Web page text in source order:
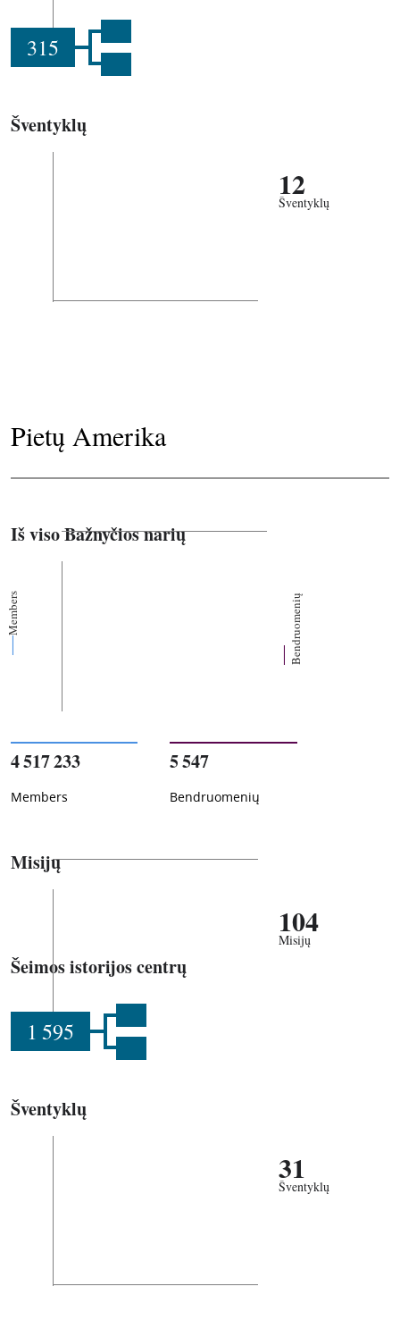
315
Šventyklų
12
Šventyklų
Pietų Amerika
Iš viso Bažnyčios narių
Members Bendruomenių
4 517 233
Members
5 547
Bendruomenių
Misijų
104
Misijų
Šeimos istorijos centrų
1 595
Šventyklų
31
Šventyklų